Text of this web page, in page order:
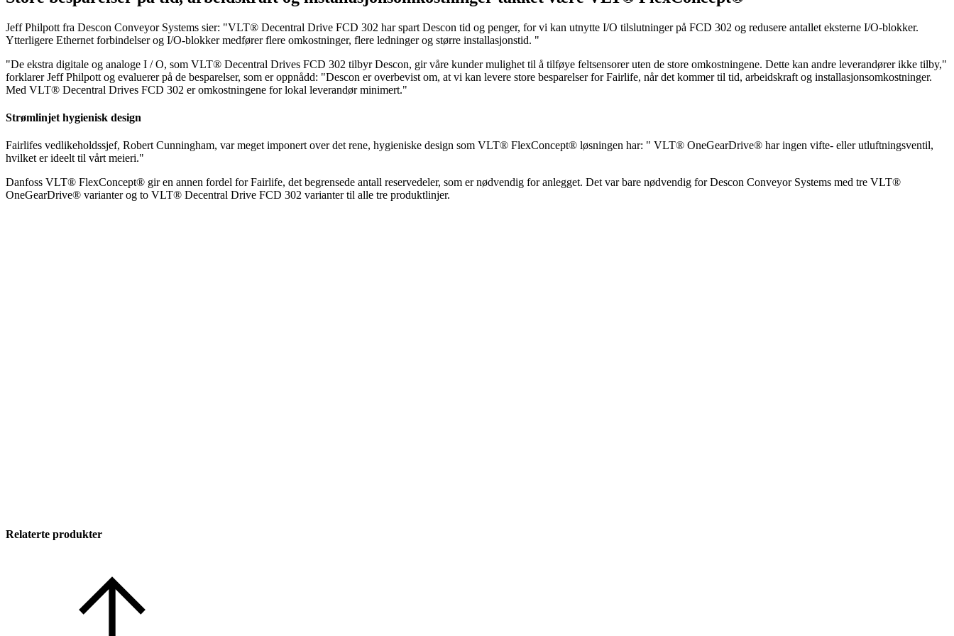
Jeff Philpott fra Descon Conveyor Systems sier: "VLT® Decentral Drive FCD 302 har spart Descon tid og penger, for vi kan utnytte I/O tilslutninger på FCD 302 og redusere antallet eksterne I/O-blokker.
Ytterligere Ethernet forbindelser og I/O-blokker medfører flere omkostninger, flere ledninger og større installasjonstid. "
"De ekstra digitale og analoge I / O, som VLT® Decentral Drives FCD 302 tilbyr Descon, gir våre kunder mulighet til å tilføye feltsensorer uten de store omkostningene. Dette kan andre leverandører ikke tilby,"
forklarer Jeff Philpott og evaluerer på de besparelser, som er oppnådd: "Descon er overbevist om, at vi kan levere store besparelser for Fairlife, når det kommer til tid, arbeidskraft og installasjonsomkostninger.
Med VLT® Decentral Drives FCD 302 er omkostningene for lokal leverandør minimert."
Strømlinjet hygienisk design
Fairlifes vedlikeholdssjef, Robert Cunningham, var meget imponert over det rene, hygieniske design som VLT® FlexConcept® løsningen har: " VLT® OneGearDrive® har ingen vifte- eller utluftningsventil,
hvilket er ideelt til vårt meieri."
Danfoss VLT® FlexConcept® gir en annen fordel for Fairlife, det begrensede antall reservedeler, som er nødvendig for anlegget. Det var bare nødvendig for Descon Conveyor Systems med tre VLT®
OneGearDrive® varianter og to VLT® Decentral Drive FCD 302 varianter til alle tre produktlinjer.
Relaterte produkter